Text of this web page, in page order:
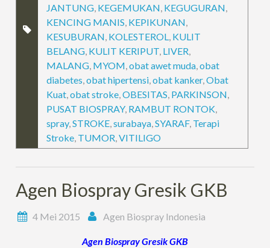
JANTUNG, KEGEMUKAN, KEGUGURAN,
KENCING MANIS, KEPIKUNAN,
KESUBURAN, KOLESTEROL, KULIT
BELANG, KULIT KERIPUT, LIVER,
MALANG, MYOM,obat awet muda,obat
diabetes,obat hipertensi,obat kanker,Obat
Kuat,obat stroke,OBESITAS, PARKINSON,
PUSAT BIOSPRAY, RAMBUT RONTOK,
spray,STROKE,surabaya,SYARAF, Terapi
Stroke, TUMOR,VITILIGO
Agen Biospray Gresik GKB
4 Mei 2015 Agen Biospray Indonesia
Agen Biospray Gresik GKB